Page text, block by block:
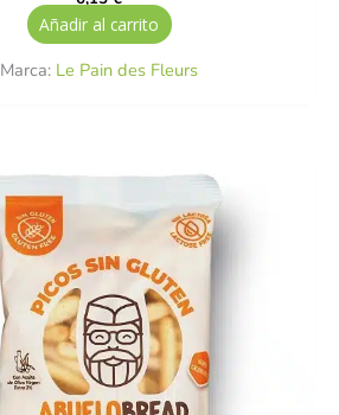
Añadir al carrito
Marca: Le Pain des Fleurs